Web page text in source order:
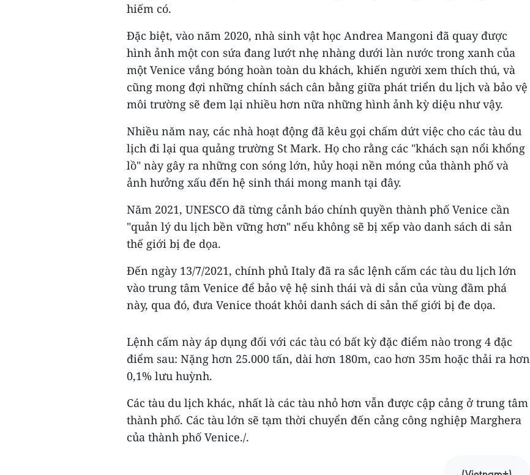
hiếm có.
Đặc biệt, vào năm 2020, nhà sinh vật học Andrea Mangoni đã quay được
hình ảnh một con sứa đang lướt nhẹ nhàng dưới làn nước trong xanh của
một Venice vắng bóng hoàn toàn du khách, khiến người xem thích thú, và
cũng mong đợi những chính sách cân bằng giữa phát triển du lịch và bảo vệ
môi trường sẽ đem lại nhiều hơn nữa những hình ảnh kỳ diệu như vậy.
Nhiều năm nay, các nhà hoạt động đã kêu gọi chấm dứt việc cho các tàu du
lịch đi lại qua quảng trường St Mark. Họ cho rằng các "khách sạn nổi khổng
lồ" này gây ra những con sóng lớn, hủy hoại nền móng của thành phố và
ảnh hưởng xấu đến hệ sinh thái mong manh tại đây.
Năm 2021, UNESCO đã từng cảnh báo chính quyền thành phố Venice cần
"quản lý du lịch bền vững hơn" nếu không sẽ bị xếp vào danh sách di sản
thế giới bị đe dọa.
Đến ngày 13/7/2021, chính phủ Italy đã ra sắc lệnh cấm các tàu du lịch lớn
vào trung tâm Venice để bảo vệ hệ sinh thái và di sản của vùng đầm phá
này, qua đó, đưa Venice thoát khỏi danh sách di sản thế giới bị đe dọa.
Lệnh cấm này áp dụng đối với các tàu có bất kỳ đặc điểm nào trong 4 đặc
điểm sau: Nặng hơn 25.000 tấn, dài hơn 180m, cao hơn 35m hoặc thải ra hơn
0,1% lưu huỳnh.
Các tàu du lịch khác, nhất là các tàu nhỏ hơn vẫn được cập cảng ở trung tâm
thành phố. Các tàu lớn sẽ tạm thời chuyển đến cảng công nghiệp Marghera
của thành phố Venice./.